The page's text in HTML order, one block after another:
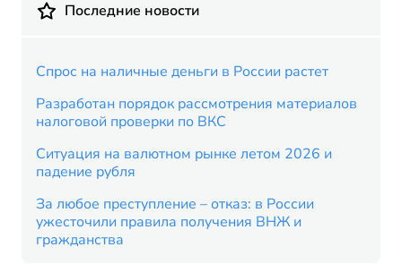
Последние новости
Спрос на наличные деньги в России растет
Разработан порядок рассмотрения материалов
налоговой проверки по ВКС
Ситуация на валютном рынке летом 2026 и
падение рубля
За любое преступление – отказ: в России
ужесточили правила получения ВНЖ и
гражданства